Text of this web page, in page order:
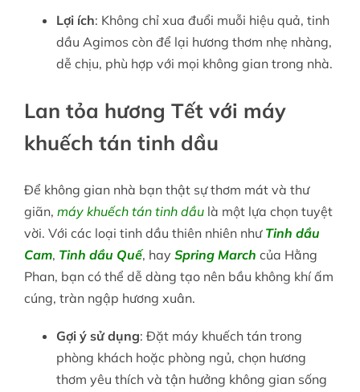
Lợi ích: Không chỉ xua đuổi muỗi hiệu quả, tinh
dầu Agimos còn để lại hương thơm nhẹ nhàng,
dễ chịu, phù hợp với mọi không gian trong nhà.
Lan tỏa hương Tết với máy
khuếch tán tinh dầu
Để không gian nhà bạn thật sự thơm mát và thư
giãn, máy khuếch tán tinh dầulà một lựa chọn tuyệt
vời. Với các loại tinh dầu thiên nhiên như Tinh dầu
Cam, Tinh dầu Quế, hay Spring March của Hằng
Phan, bạn có thể dễ dàng tạo nên bầu không khí ấm
cúng, tràn ngập hương xuân.
Gợi ý sử dụng: Đặt máy khuếch tán trong
phòng khách hoặc phòng ngủ, chọn hương
thơm yêu thích và tận hưởng không gian sống